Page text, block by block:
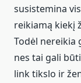
susistemina
reikiamą kiekį
Todėl nereikia
nes tai gali
link tikslo ir